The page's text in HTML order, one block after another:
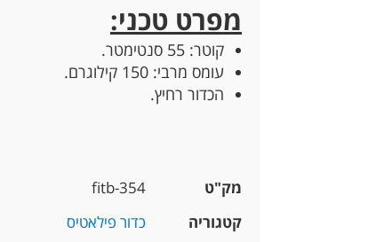
מפרט טכני:
קוטר: 55 סנטימטר.
עומס מרבי: 150 קילוגרם.
הכדור רחיץ.
מק"ט
fitb-354
קטגוריה
כדור פילאטיס